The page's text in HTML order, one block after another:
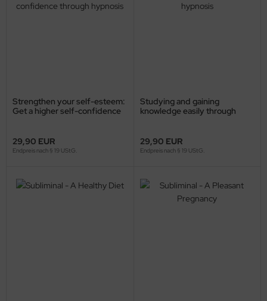
Strengthen your self-esteem:
Get a higher self-confidence
29,90 EUR
Endpreis nach § 19 UStG.
Studying and gaining
knowledge easily through
29,90 EUR
Endpreis nach § 19 UStG.